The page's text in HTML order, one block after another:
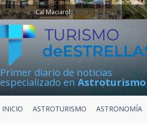
Cal Maciarol
Primer diario de noticias
especializado enAstroturismo
INICIO ASTROTURISMO ASTRONOMÍA